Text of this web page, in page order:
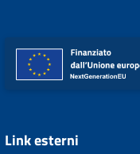
Link esterni